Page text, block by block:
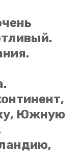
Южную